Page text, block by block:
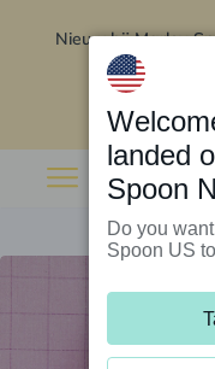
Nieuw bij Marley
landed
Spoon
Do you
Spoon US